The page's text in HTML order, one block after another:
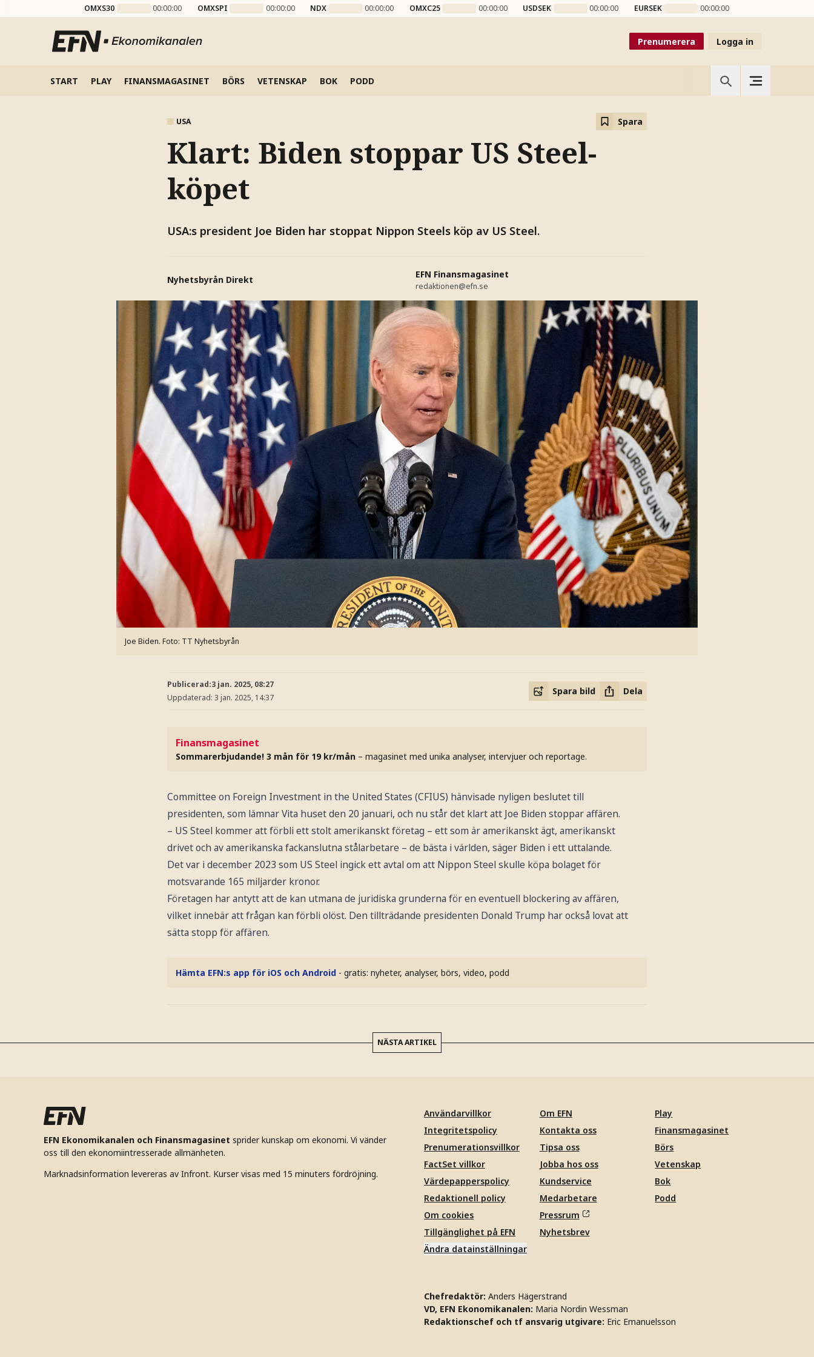
OMXS30 00:00:00 OMXSPI 00:00:00 NDX 00:00:00 OMXC25 00:00:00 USDSEK 00:00:00 EURSEK 00:00:00
Prenumerera Logga in
START PLAY FINANSMAGASINET BÖRS VETENSKAP BOK PODD
USA Spara
Klart: Biden stoppar US Steel-
köpet
USA:s president Joe Biden har stoppat Nippon Steels köp av US Steel.
Nyhetsbyrån Direkt EFN Finansmagasinet
redaktionen@efn.se
Joe Biden. Foto: TT Nyhetsbyrån
Publicerad:3 jan. 2025, 08:27
Uppdaterad: 3 jan. 2025, 14:37
Spara bild Dela
Finansmagasinet
Sommarerbjudande! 3 mån för 19 kr/mån – magasinet med unika analyser, intervjuer och reportage.
Committee on Foreign Investment in the United States (CFIUS) hänvisade nyligen beslutet till
presidenten, som lämnar Vita huset den 20 januari, och nu står det klart att Joe Biden stoppar affären.
– US Steel kommer att förbli ett stolt amerikanskt företag – ett som är amerikanskt ägt, amerikanskt
drivet och av amerikanska fackanslutna stålarbetare – de bästa i världen, säger Biden i ett uttalande.
Det var i december 2023 som US Steel ingick ett avtal om att Nippon Steel skulle köpa bolaget för
motsvarande 165 miljarder kronor.
Företagen har antytt att de kan utmana de juridiska grunderna för en eventuell blockering av affären,
vilket innebär att frågan kan förbli olöst. Den tillträdande presidenten Donald Trump har också lovat att
sätta stopp för affären.
Hämta EFN:s app för iOS och Android - gratis: nyheter, analyser, börs, video, podd
NÄSTA ARTIKEL
EFN Ekonomikanalen och Finansmagasinet sprider kunskap om ekonomi. Vi vänder
oss till den ekonomiintresserade allmänheten.
Marknadsinformation levereras av Infront. Kurser visas med 15 minuters fördröjning.
Användarvillkor
Integritetspolicy
Prenumerationsvillkor
FactSet villkor
Värdepapperspolicy
Redaktionell policy
Om cookies
Tillgänglighet på EFN
Ändra datainställningar
Om EFN
Kontakta oss
Tipsa oss
Jobba hos oss
Kundservice
Medarbetare
Pressrum
Nyhetsbrev
Play
Finansmagasinet
Börs
Vetenskap
Bok
Podd
Chefredaktör: Anders Hägerstrand
VD, EFN Ekonomikanalen: Maria Nordin Wessman
Redaktionschef och tf ansvarig utgivare: Eric Emanuelsson